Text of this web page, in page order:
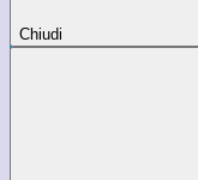
Chiudi